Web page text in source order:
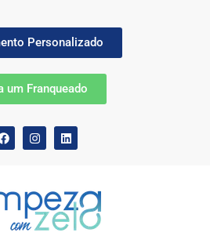
Personalizado
um Franqueado